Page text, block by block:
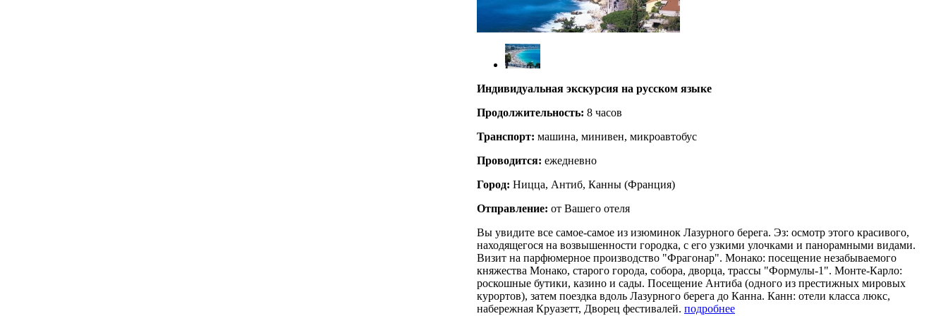
Индивидуальная экскурсия на русском языке
Продолжительность: 8 часов
Транспорт: машина, минивен, микроавтобус
Проводится: ежедневно
Город: Ницца, Антиб, Канны (Франция)
Отправление: от Вашего отеля
Вы увидите все самое-самое из изюминок Лазурного берега. Эз: осмотр этого красивого,
находящегося на возвышенности городка, с его узкими улочками и панорамными видами.
Визит на парфюмерное производство "Фрагонар". Монако: посещение незабываемого
княжества Монако, старого города, собора, дворца, трассы "Формулы-1". Монте-Карло:
роскошные бутики, казино и сады. Посещение Антиба (одного из престижных мировых
курортов), затем поездка вдоль Лазурного берега до Канна. Канн: отели класса люкс,
набережная Круазетт, Дворец фестивалей. подробнее